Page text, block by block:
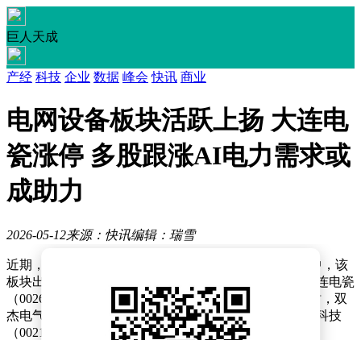
巨人天成
产经 科技 企业 数据 峰会 快讯 商业
电网设备板块活跃上扬 大连电
瓷涨停 多股跟涨AI电力需求或
成助力
2026-05-12来源：快讯编辑：瑞雪
近期，电网设备板块在资本市场表现活跃。5月12日盘中，该
板块出现震荡上行态势，多只个股涨幅显著。其中，大连电瓷
（002606.SZ）强势涨停，成为板块领涨先锋。与此同时，双
杰电气（300444.SZ）、中国西电（601179.SH）、三变科技
（002112.SZ）、长城电工（600192.SH）以及安靠智电